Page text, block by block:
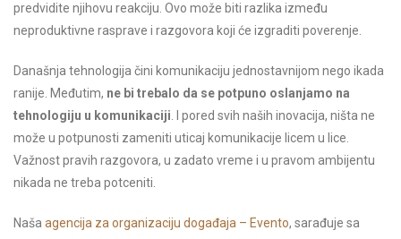
predvidite njihovu reakciju. Ovo može biti razlika između
neproduktivne rasprave i razgovora koji će izgraditi poverenje.
Današnja tehnologija čini komunikaciju jednostavnijom nego ikada
ranije. Međutim, ne bi trebalo da se potpuno oslanjamo na
tehnologiju u komunikaciji. I pored svih naših inovacija, ništa ne
može u potpunosti zameniti uticaj komunikacije licem u lice.
Važnost pravih razgovora, u zadato vreme i u pravom ambijentu
nikada ne treba potceniti.
Naša agencija za organizaciju događaja – Evento, sarađuje sa